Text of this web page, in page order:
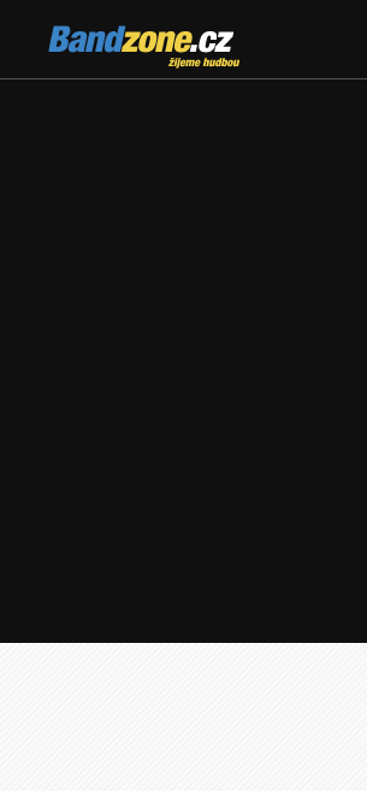
Bandzone.cz
žijeme hudbou